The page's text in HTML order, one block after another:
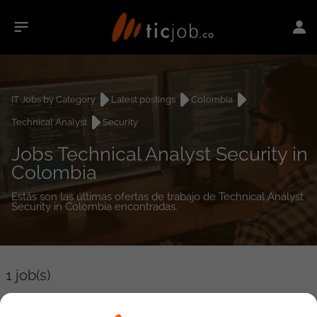
IT Jobs by Category Latest postings
Colombia
Technical Analyst
Security
Jobs Technical Analyst Security in
Colombia
Estás son las últimas ofertas de trabajo de Technical Analyst
Security in Colombia encontradas.
1 job(s)